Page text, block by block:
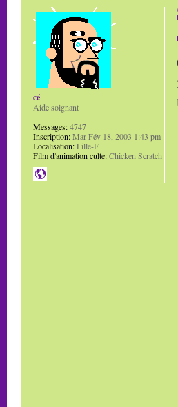
cé
Aide soignant
Messages:4747
Inscription:Mar Fév 18, 2003 1:43 pm
Localisation:Lille-F
Film d'animation culte:Chicken Scratch